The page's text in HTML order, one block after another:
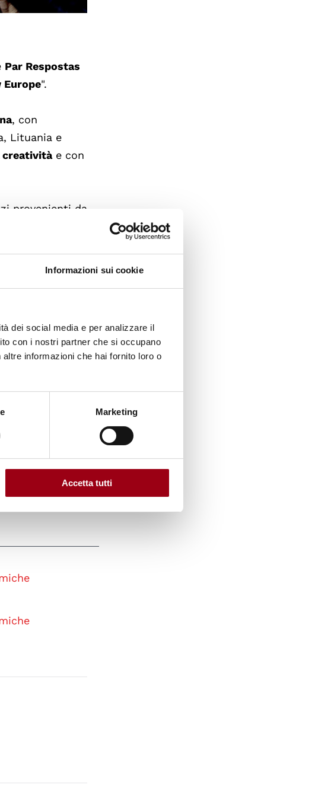
Informazioni sui cookie
dei social media e per analizzare il
con i nostri partner che si occupano
informazioni che hai fornito loro o
Marketing
Accetta tutti
Par Respostas
Europe".
, con
Lituania e
creativitàe con
provenienti da
programma
a
tra i 18
I
di 30 euro.
esclusi) e il